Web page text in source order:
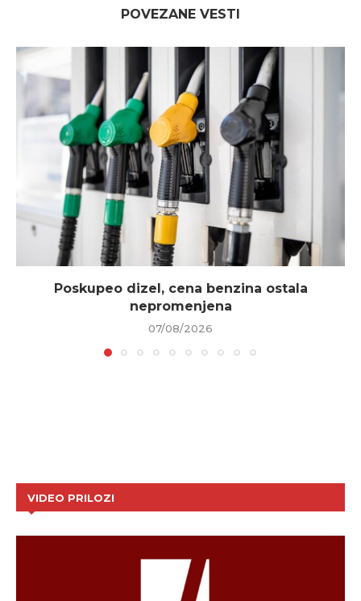
POVEZANE VESTI
Poskupeo dizel, cena benzina ostala
nepromenjena
07/08/2026
VIDEO PRILOZI